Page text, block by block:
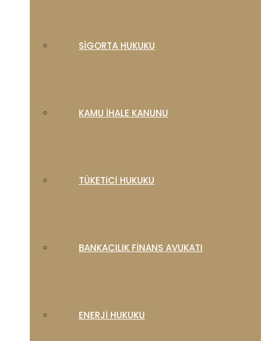
SIGORTA HUKUKU
KAMU İHALE KANUNU
TÜKETICI HUKUKU
BANKACILIK FINANS AVUKATI
ENERJI HUKUKU